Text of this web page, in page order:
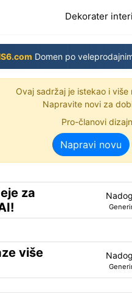
Dekorater
Domen po
Ovaj sadržaj je istekao i
Napravite novi za
Pro-članovi
Napravi novu
za
više